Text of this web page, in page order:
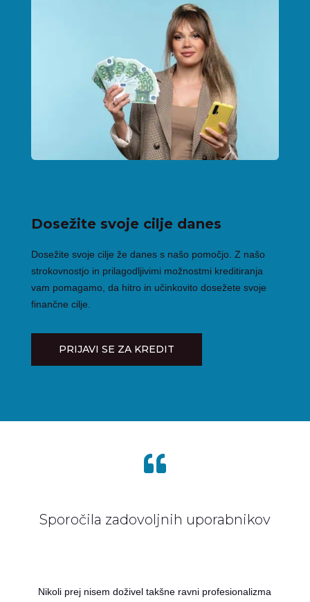
Dosežite svoje cilje danes
Dosežite svoje cilje že danes s našo pomočjo. Z našo
strokovnostjo in prilagodljivimi možnostmi kreditiranja
vam pomagamo, da hitro in učinkovito dosežete svoje
finančne cilje.
PRIJAVI SE ZA KREDIT

Sporočila zadovoljnih uporabnikov
Nikoli prej nisem doživel takšne ravni profesionalizma